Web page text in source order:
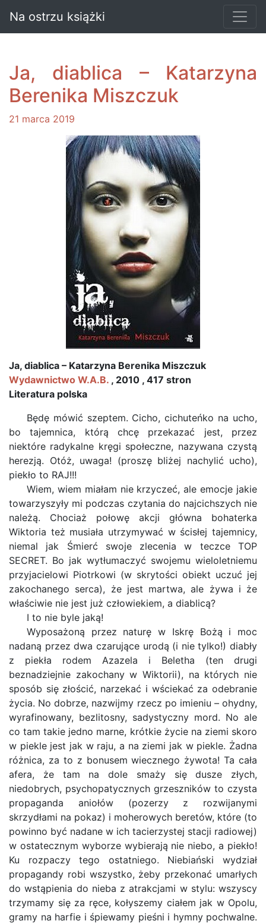
Na ostrzu książki
Ja, diablica – Katarzyna
Berenika Miszczuk
21 marca 2019
Ja, diablica – Katarzyna Berenika Miszczuk
Wydawnictwo W.A.B. , 2010 , 417 stron
Literatura polska
Będę mówić szeptem. Cicho, cichuteńko na ucho,
bo tajemnica, którą chcę przekazać jest, przez
niektóre radykalne kręgi społeczne, nazywana czystą
herezją. Otóż, uwaga! (proszę bliżej nachylić ucho),
piekło to RAJ!!!
Wiem, wiem miałam nie krzyczeć, ale emocje jakie
towarzyszyły mi podczas czytania do najcichszych nie
należą. Chociaż połowę akcji główna bohaterka
Wiktoria też musiała utrzymywać w ścisłej tajemnicy,
niemal jak Śmierć swoje zlecenia w teczce TOP
SECRET. Bo jak wytłumaczyć swojemu wieloletniemu
przyjacielowi Piotrkowi (w skrytości obiekt uczuć jej
zakochanego serca), że jest martwa, ale żywa i że
właściwie nie jest już człowiekiem, a diablicą?
I to nie byle jaką!
Wyposażoną przez naturę w Iskrę Bożą i moc
nadaną przez dwa czarujące urodą (i nie tylko!) diabły
z piekła rodem Azazela i Beletha (ten drugi
beznadziejnie zakochany w Wiktorii), na których nie
sposób się złościć, narzekać i wściekać za odebranie
życia. No dobrze, nazwijmy rzecz po imieniu – ohydny,
wyrafinowany, bezlitosny, sadystyczny mord. No ale
co tam takie jedno marne, krótkie życie na ziemi skoro
w piekle jest jak w raju, a na ziemi jak w piekle. Żadna
różnica, za to z bonusem wiecznego żywota! Ta cała
afera, że tam na dole smaży się dusze złych,
niedobrych, psychopatycznych grzeszników to czysta
propaganda aniołów (pozerzy z rozwijanymi
skrzydłami na pokaz) i moherowych beretów, które (to
powinno być nadane w ich tacierzystej stacji radiowej)
w ostatecznym wyborze wybierają nie niebo, a piekło!
Ku rozpaczy tego ostatniego. Niebiański wydział
propagandy robi wszystko, żeby przekonać umarłych
do wstąpienia do nieba z atrakcjami w stylu: wszyscy
trzymamy się za ręce, kołyszemy ciałem jak w Opolu,
gramy na harfie i śpiewamy pieśni i hymny pochwalne.